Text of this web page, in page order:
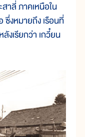
สาลี่ ภาคเหนือใน
ซึ่งหมายถึง เรือนที่
งเรียกว่า เกวี๋ยน